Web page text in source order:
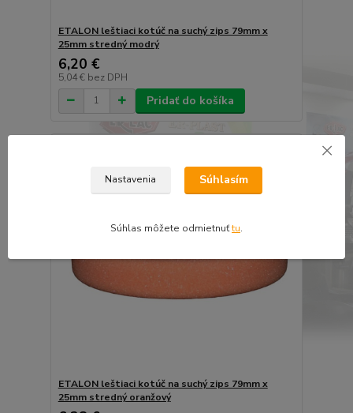
ETALON leštiaci kotúč na suchý zips 79mm x
25mm stredný modrý
6,20 €
5,04 € bez DPH
Pridať do košíka
ETALON leštiaci kotúč na suchý zips 79mm x
25mm stredný oranžový
Nastavenia Súhlasím
Súhlas môžete odmietnuťtu.